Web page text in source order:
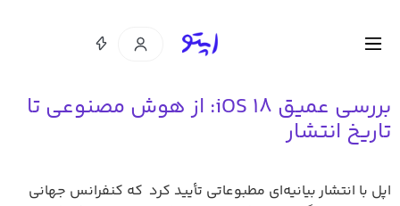
بررسی عمیق iOS 18: از هوش مصنوعی تا
تاریخ انتشار
اپل با انتشار بیانیه‌ای مطبوعاتی تأیید کرد که کنفرانس جهانی